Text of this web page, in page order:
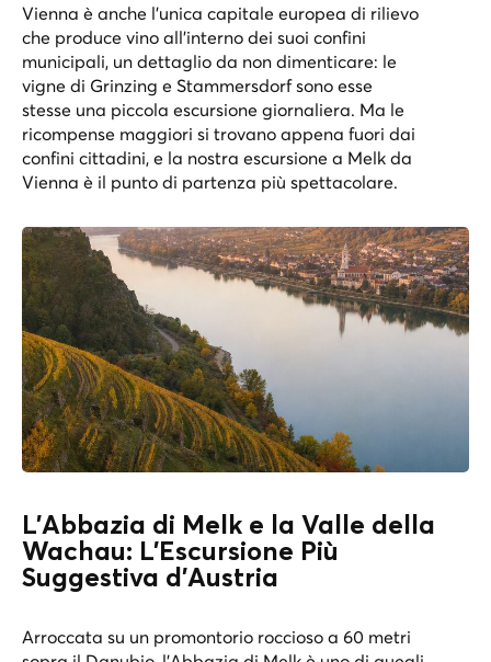
Vienna è anche l'unica capitale europea di rilievo
che produce vino all'interno dei suoi confini
municipali, un dettaglio da non dimenticare: le
vigne di Grinzing e Stammersdorf sono esse
stesse una piccola escursione giornaliera. Ma le
ricompense maggiori si trovano appena fuori dai
confini cittadini, e la nostra escursione a Melk da
Vienna è il punto di partenza più spettacolare.
L'Abbazia di Melk e la Valle della
Wachau: L'Escursione Più
Suggestiva d'Austria
Arroccata su un promontorio roccioso a 60 metri